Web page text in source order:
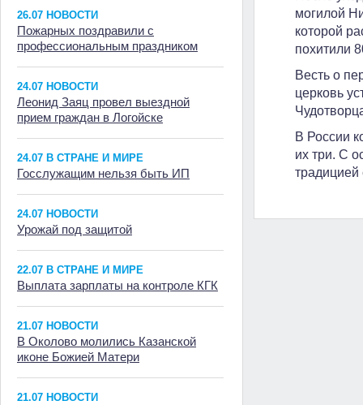
26.07 НОВОСТИ
Пожарных поздравили с
профессиональным праздником
24.07 НОВОСТИ
Леонид Заяц провел выездной
прием граждан в Логойске
24.07 В СТРАНЕ И МИРЕ
Госслужащим нельзя быть ИП
24.07 НОВОСТИ
Урожай под защитой
22.07 В СТРАНЕ И МИРЕ
Выплата зарплаты на контроле КГК
21.07 НОВОСТИ
В Околово молились Казанской
иконе Божией Матери
21.07 НОВОСТИ
могилой
которой
похитили
Весть о
церковь
В России
их три. С
традицией